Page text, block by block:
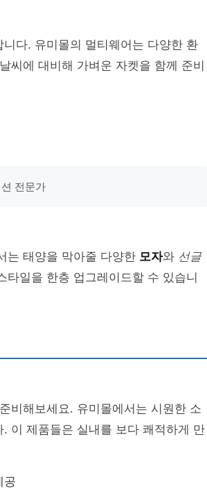
다. 유미몰의 멀티웨어는 다양한 환
씨에 대비해 가벼운 자켓을 함께 준비
전문가
는 태양을 막아줄 다양한 모자와 선글
일을 한층 업그레이드할 수 있습니
비해보세요. 유미몰에서는 시원한 소
이 제품들은 실내를 보다 쾌적하게 만
공